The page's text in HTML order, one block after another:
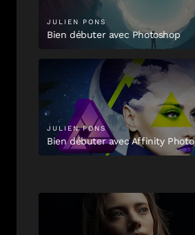
JULIEN PONS
Bien débuter avec Photoshop
JULIEN PONS
Bien débuter avec Affinity Photo